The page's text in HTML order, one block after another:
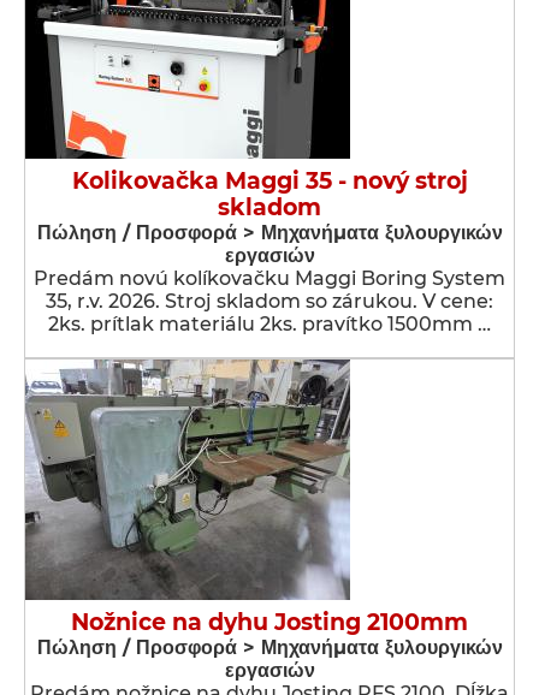
Kolikovačka Maggi 35 - nový stroj
skladom
Πώληση / Προσφορά > Μηχανήματα ξυλουργικών
εργασιών
Predám novú kolíkovačku Maggi Boring System
35, r.v. 2026. Stroj skladom so zárukou. V cene:
2ks. prítlak materiálu 2ks. pravítko 1500mm …
Nožnice na dyhu Josting 2100mm
Πώληση / Προσφορά > Μηχανήματα ξυλουργικών
εργασιών